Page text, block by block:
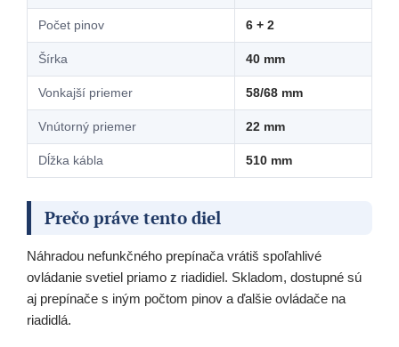
Počet pinov 6 + 2
Šírka 40 mm
Vonkajší priemer 58/68 mm
Vnútorný priemer 22 mm
Dĺžka kábla 510 mm
Prečo práve tento diel
Náhradou nefunkčného prepínača vrátiš spoľahlivé
ovládanie svetiel priamo z riadidiel. Skladom, dostupné sú
aj prepínače s iným počtom pinov a ďalšie ovládače na
riadidlá.